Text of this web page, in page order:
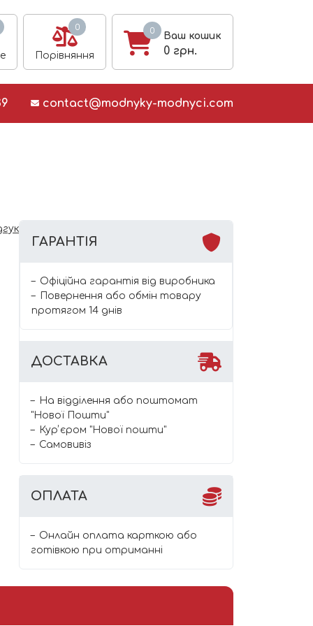
0
Порівняння
0
Ваш кошик
0 грн.
contact@modnyky-modnyci.com
ГАРАНТІЯ
Офіційна гарантія від виробника
Повернення або обмін товару
протягом 14 днів
ДОСТАВКА
На відділення або поштомат
"Нової Пошти"
Курʼєром "Нової пошти"
Самовивіз
ОПЛАТА
Онлайн оплата карткою або
готівкою при отриманні